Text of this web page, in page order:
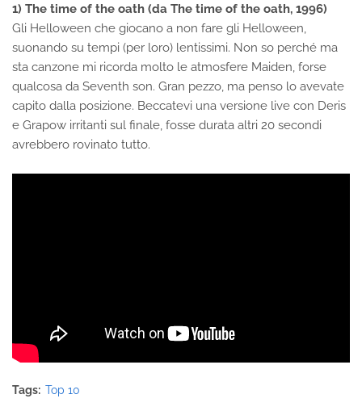
1) The time of the oath (da The time of the oath, 1996)
Gli Helloween che giocano a non fare gli Helloween,
suonando su tempi (per loro) lentissimi. Non so perché ma
sta canzone mi ricorda molto le atmosfere Maiden, forse
qualcosa da Seventh son. Gran pezzo, ma penso lo avevate
capito dalla posizione. Beccatevi una versione live con Deris
e Grapow irritanti sul finale, fosse durata altri 20 secondi
avrebbero rovinato tutto.
Tags: Top 10